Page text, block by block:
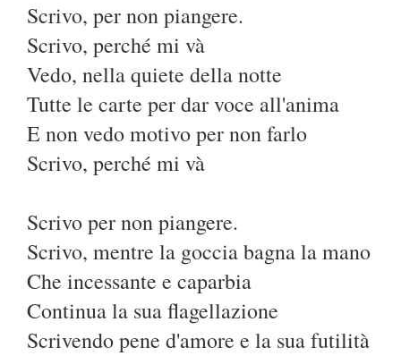
Scrivo, per non piangere.
Scrivo, perché mi và
Vedo, nella quiete della notte
Tutte le carte per dar voce all'anima
E non vedo motivo per non farlo
Scrivo, perché mi và
Scrivo per non piangere.
Scrivo, mentre la goccia bagna la mano
Che incessante e caparbia
Continua la sua flagellazione
Scrivendo pene d'amore e la sua futilità